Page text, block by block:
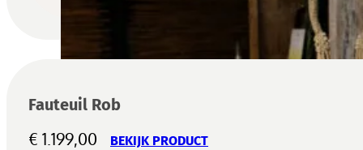
Fauteuil Rob
€ 1.199,00 BEKIJK PRODUCT